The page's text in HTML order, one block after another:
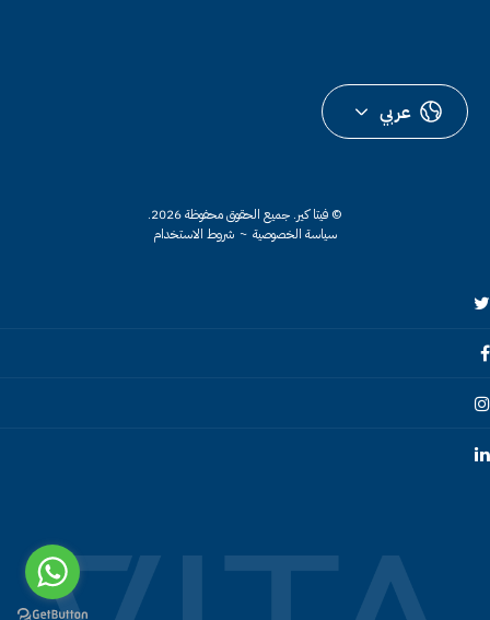
عربي
© فيتا كير. جميع الحقوق محفوظة 2026.
سياسة الخصوصية ~ شروط الاستخدام
Header
Twitter
Facebook
Instagram
Linkedin